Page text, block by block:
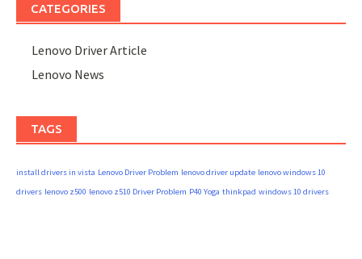
CATEGORIES
Lenovo Driver Article
Lenovo News
TAGS
install drivers in vista Lenovo Driver Problem lenovo driver update lenovo windows 10
drivers lenovo z500 lenovo z510 Driver Problem P40 Yoga thinkpad windows 10 drivers